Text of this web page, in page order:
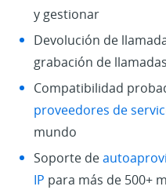
y gestionar
Devolución de
grabación de
Compatibilidad
proveedores de
mundo
Soporte de
IP para más de 500+